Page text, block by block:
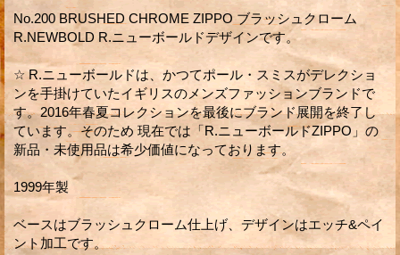
No.200 BRUSHED CHROME ZIPPO ブラッシュクローム
R.NEWBOLD R.ニューボールドデザインです。
☆ R.ニューボールドは、かつてポール・スミスがデレクショ
ンを手掛けていたイギリスのメンズファッションブランドで
す。2016年春夏コレクションを最後にブランド展開を終了し
ています。そのため 現在では「R.ニューボールドZIPPO」の
新品・未使用品は希少価値になっております。
1999年製
ベースはブラッシュクローム仕上げ、デザインはエッチ&ペイ
ント加工です。